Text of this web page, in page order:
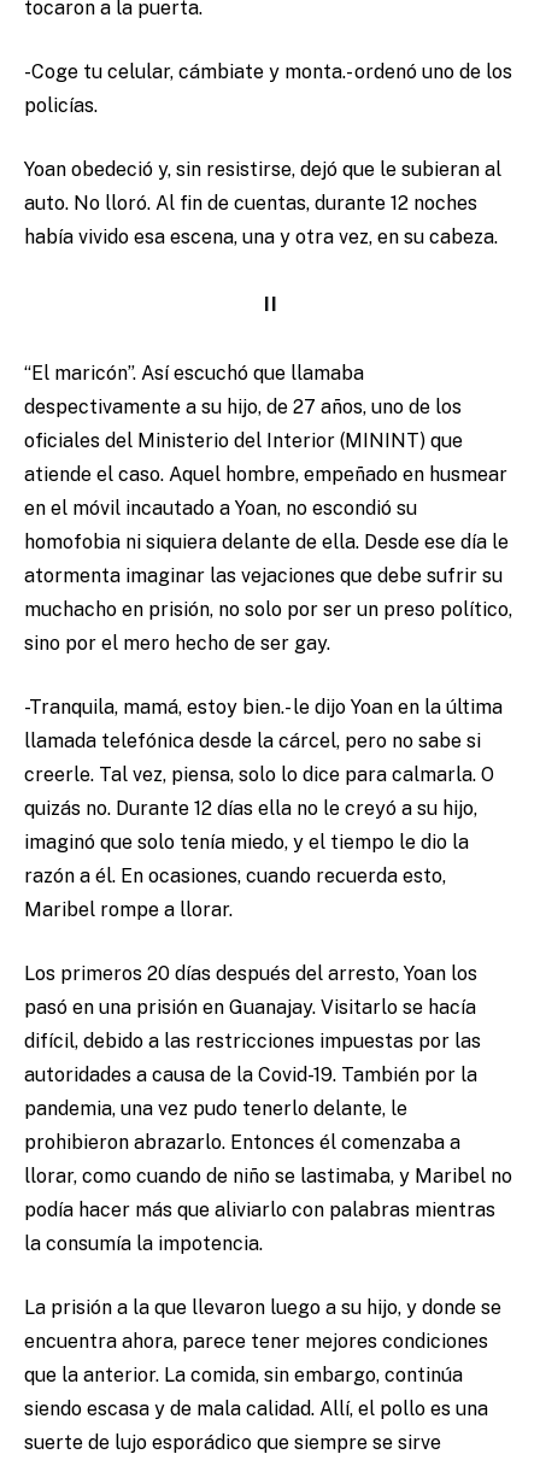
tocaron a la puerta.
-Coge tu celular, cámbiate y monta.- ordenó uno de los
policías.
Yoan obedeció y, sin resistirse, dejó que le subieran al
auto. No lloró. Al fin de cuentas, durante 12 noches
había vivido esa escena, una y otra vez, en su cabeza.
II
“El maricón”. Así escuchó que llamaba
despectivamente a su hijo, de 27 años, uno de los
oficiales del Ministerio del Interior (MININT) que
atiende el caso. Aquel hombre, empeñado en husmear
en el móvil incautado a Yoan, no escondió su
homofobia ni siquiera delante de ella. Desde ese día le
atormenta imaginar las vejaciones que debe sufrir su
muchacho en prisión, no solo por ser un preso político,
sino por el mero hecho de ser gay.
-Tranquila, mamá, estoy bien.- le dijo Yoan en la última
llamada telefónica desde la cárcel, pero no sabe si
creerle. Tal vez, piensa, solo lo dice para calmarla. O
quizás no. Durante 12 días ella no le creyó a su hijo,
imaginó que solo tenía miedo, y el tiempo le dio la
razón a él. En ocasiones, cuando recuerda esto,
Maribel rompe a llorar.
Los primeros 20 días después del arresto, Yoan los
pasó en una prisión en Guanajay. Visitarlo se hacía
difícil, debido a las restricciones impuestas por las
autoridades a causa de la Covid-19. También por la
pandemia, una vez pudo tenerlo delante, le
prohibieron abrazarlo. Entonces él comenzaba a
llorar, como cuando de niño se lastimaba, y Maribel no
podía hacer más que aliviarlo con palabras mientras
la consumía la impotencia.
La prisión a la que llevaron luego a su hijo, y donde se
encuentra ahora, parece tener mejores condiciones
que la anterior. La comida, sin embargo, continúa
siendo escasa y de mala calidad. Allí, el pollo es una
suerte de lujo esporádico que siempre se sirve